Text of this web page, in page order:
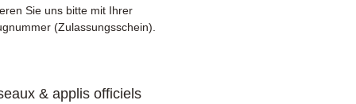
(Fedex /
/ DB Schenker)
Sie einen Rat ?
Sie uns bitte mit Ihrer
(Zulassungsschein).
& applis officiels